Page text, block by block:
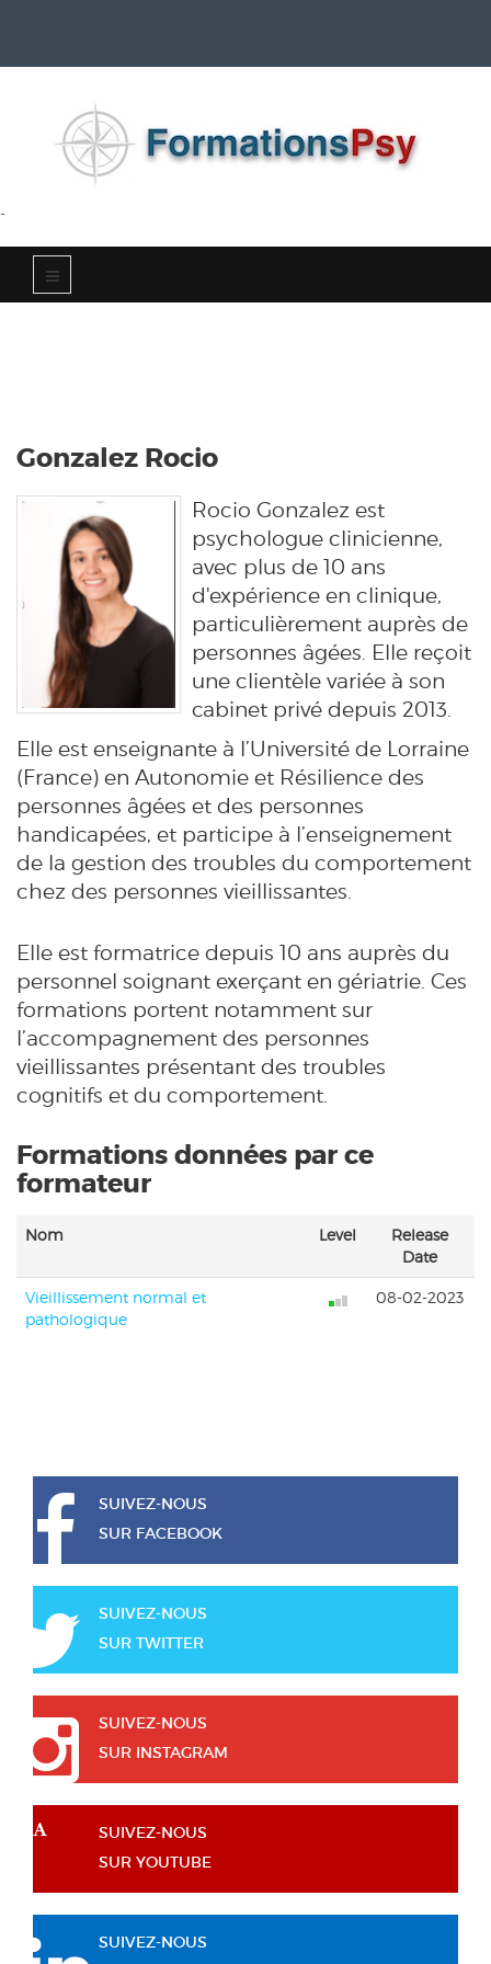
-
Gonzalez Rocio
Rocio Gonzalez est
psychologue clinicienne,
avec plus de 10 ans
d'expérience en clinique,
particulièrement auprès de
personnes âgées. Elle reçoit
une clientèle variée à son
cabinet privé depuis 2013.
Elle est enseignante à l’Université de Lorraine
(France) en Autonomie et Résilience des
personnes âgées et des personnes
handicapées, et participe à l’enseignement
de la gestion des troubles du comportement
chez des personnes vieillissantes.
Elle est formatrice depuis 10 ans auprès du
personnel soignant exerçant en gériatrie. Ces
formations portent notamment sur
l’accompagnement des personnes
vieillissantes présentant des troubles
cognitifs et du comportement.
Formations données par ce
formateur
Nom Level
Release
Date
Vieillissement normal et
pathologique
08-02-2023
SUIVEZ-NOUS
SUR FACEBOOK
SUIVEZ-NOUS
SUR TWITTER
SUIVEZ-NOUS
SUR INSTAGRAM
SUIVEZ-NOUS
SUR YOUTUBE
SUIVEZ-NOUS